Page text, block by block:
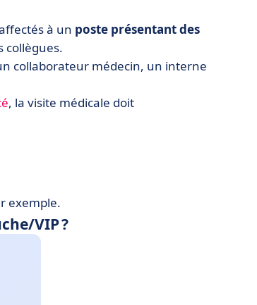
à un poste présentant des
collègues.
collaborateur médecin, un interne
, la visite médicale doit
exemple.
VIP ?